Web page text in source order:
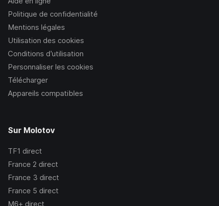
Politique de confidentialité
Mentions légales
Utilisation des cookies
Conditions d’utilisation
Personnaliser les cookies
Télécharger
Appareils compatibles
Sur Molotov
TF1 direct
France 2 direct
France 3 direct
France 5 direct
M6+ direct